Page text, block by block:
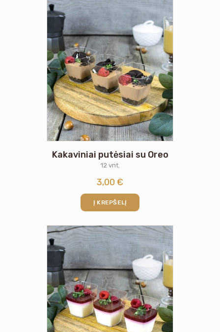
Kakaviniai putėsiai su Oreo
12 vnt.
3,00 €
Į KREPŠELĮ